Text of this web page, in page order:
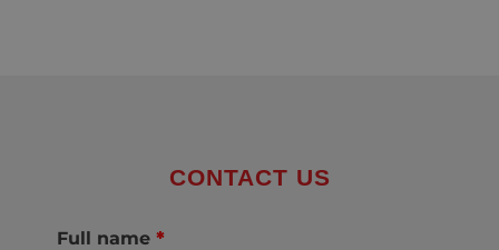
CONTACT US
Full name *